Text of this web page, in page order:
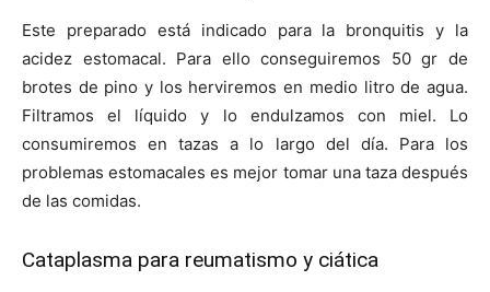
Este preparado está indicado para la bronquitis y la
acidez estomacal. Para ello conseguiremos 50 gr de
brotes de pino y los herviremos en medio litro de agua.
Filtramos el líquido y lo endulzamos con miel. Lo
consumiremos en tazas a lo largo del día. Para los
problemas estomacales es mejor tomar una taza después
de las comidas.
Cataplasma para reumatismo y ciática